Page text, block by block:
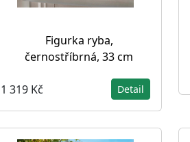
Figurka ryba,
černostříbrná, 33 cm
1 319 Kč Detail